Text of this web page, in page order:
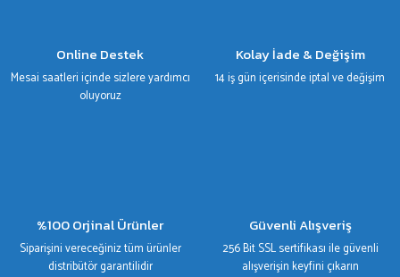
Online Destek
Mesai saatleri içinde sizlere yardımcı
oluyoruz
Kolay İade & Değişim
14 iş gün içerisinde iptal ve değişim
%100 Orjinal Ürünler
Siparişini vereceğiniz tüm ürünler
distribütör garantilidir
Güvenli Alışveriş
256 Bit SSL sertifikası ile güvenli
alışverişin keyfini çıkarın